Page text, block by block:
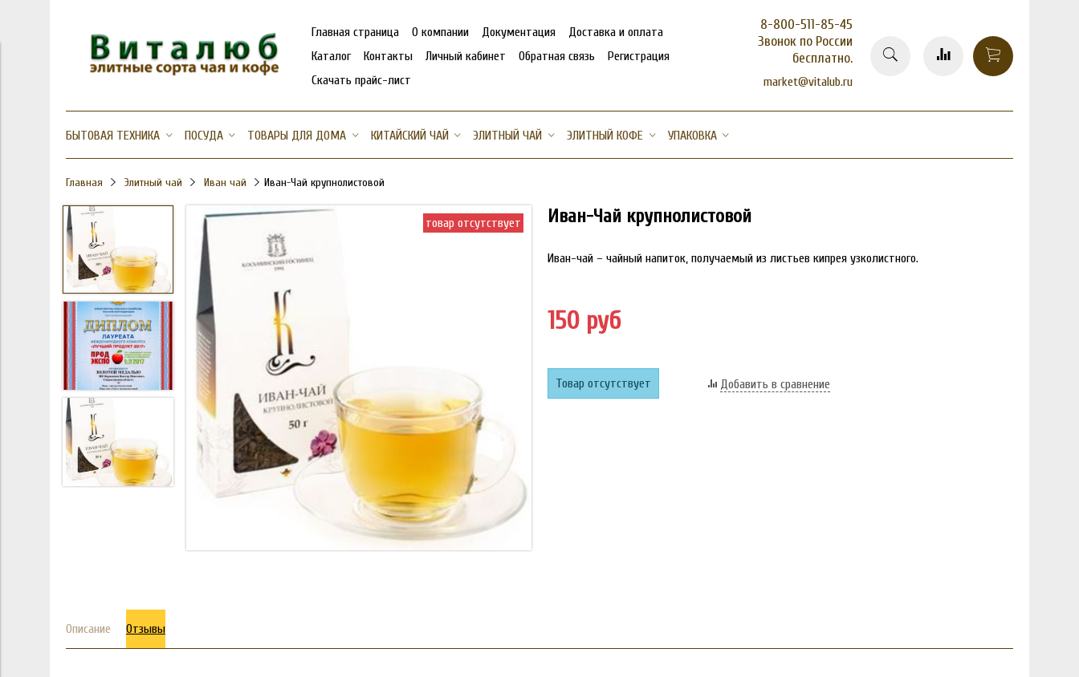
Главная страница О компании Документация
Доставка и оплата
Каталог
Контакты Личный кабинет Обратная связь
Регистрация
Скачать прайс-лист
8-800-511-85-45
Звонок по России
бесплатно.
market@vitalub.ru
БЫТОВАЯ ТЕХНИКА ПОСУДА ТОВАРЫ ДЛЯ ДОМА КИТАЙСКИЙ ЧАЙ ЭЛИТНЫЙ ЧАЙ ЭЛИТНЫЙ КОФЕ УПАКОВКА
Главная Элитный чай Иван чай Иван-Чай крупнолистовой
товар отсутствует Иван-Чай крупнолистовой
Иван-чай – чайный напиток, получаемый из листьев кипрея узколистного.
150 руб
Товар отсутствует Добавить в сравнение
Описание Отзывы